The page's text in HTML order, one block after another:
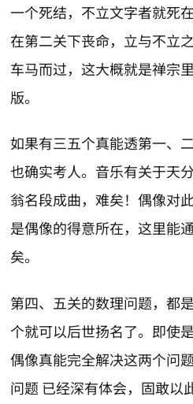
一个死结，不立文字者就死
在第二关下丧命，立与不立
车马而过，这大概就是禅宗
版。
如果有三五个真能透第一、
也确实考人。音乐有关于天
翁名段成曲，难矣！偶像对
是偶像的得意所在，这里能
矣。
第四、五关的数理问题，都
个就可以后世扬名了。即使
偶像真能完全解决这两个问
问题 已经深有体会，固敢以